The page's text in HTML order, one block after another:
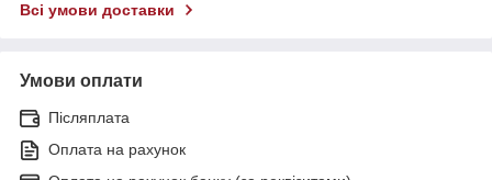
Всі умови доставки
Умови оплати
Післяплата
Оплата на рахунок